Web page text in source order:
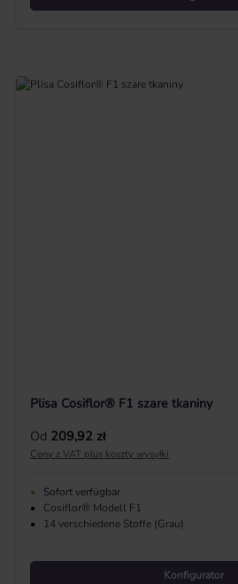
Plisa Cosiflor® F1 szare tkaniny
Cena regularna:
Od 209,92 zł
Ceny z VAT plus koszty wysyłki
•
Sofort verfügbar
•
Cosiflor® Modell F1
•
14 verschiedene Stoffe (Grau)
Konfigurator